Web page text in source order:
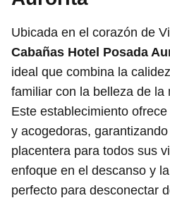
Ubicada en el corazón de
Cabañas Hotel Posada
ideal que combina la
familiar con la belleza de la
Este establecimiento
y acogedoras,
placentera para todos sus
enfoque en el descanso y
perfecto para desconectar